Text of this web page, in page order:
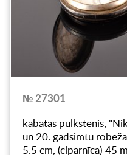
№ 27301
kabatas pulkstenis,
un 20. gadsimtu
5.5 cm, (ciparnīca) 45